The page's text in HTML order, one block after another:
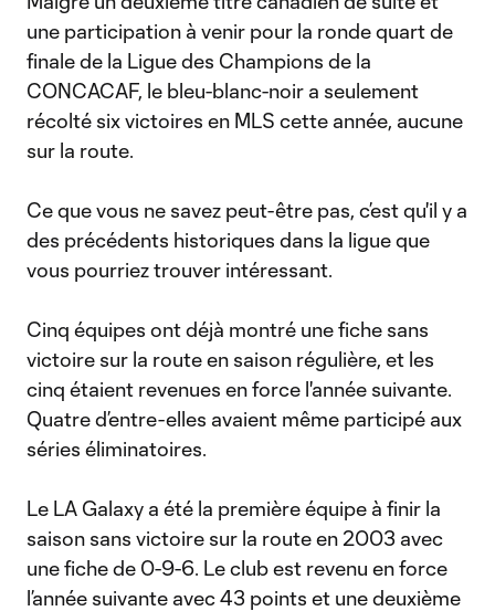
une participation à venir pour la ronde quart de
finale de la Ligue des Champions de la
CONCACAF, le bleu-blanc-noir a seulement
récolté six victoires en MLS cette année, aucune
sur la route.
Ce que vous ne savez peut-être pas, c’est qu'il y a
des précédents historiques dans la ligue que
vous pourriez trouver intéressant.
Cinq équipes ont déjà montré une fiche sans
victoire sur la route en saison régulière, et les
cinq étaient revenues en force l'année suivante.
Quatre d’entre-elles avaient même participé aux
séries éliminatoires.
Le LA Galaxy a été la première équipe à finir la
saison sans victoire sur la route en 2003 avec
une fiche de 0-9-6. Le club est revenu en force
l’année suivante avec 43 points et une deuxième